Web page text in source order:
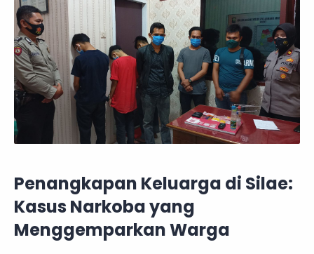
Penangkapan Keluarga di Silae:
Kasus Narkoba yang
Menggemparkan Warga